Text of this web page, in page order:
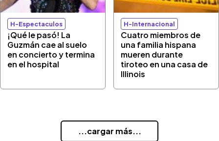
H-Espectaculos
¡Qué le pasó! La
Guzmán cae al suelo
en concierto y termina
en el hospital
H-Internacional
Cuatro miembros de
una familia hispana
mueren durante
tiroteo en una casa de
Illinois
...cargar más...